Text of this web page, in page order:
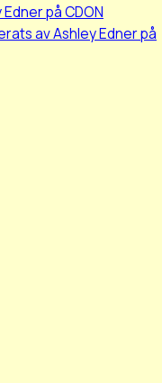
på CDON
av Ashley Edner på